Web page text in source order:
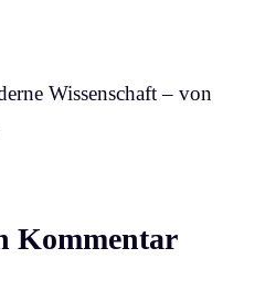
Wissenschaft – von
Kommentar